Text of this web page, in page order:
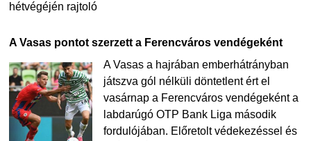
hétvégéjén rajtoló
A Vasas pontot szerzett a Ferencváros vendégeként
A Vasas a hajrában emberhátrányban
játszva gól nélküli döntetlent ért el
vasárnap a Ferencváros vendégeként a
labdarúgó OTP Bank Liga második
fordulójában. Előretolt védekezéssel és